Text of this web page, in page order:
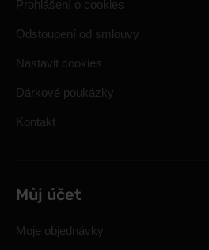
Prohlášení o cookies
Odstoupení od smlouvy
Nastavit cookies
Dárkové poukázky
Kontakt
Můj účet
Moje objednávky